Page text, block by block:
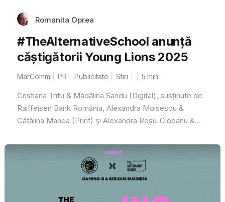
Romanita Oprea
#TheAlternativeSchool anunță
căștigătorii Young Lions 2025
MarComm PR Publicitate Stiri 5 min
Cristiana Trifu & Mădălina Sandu (Digital), susținute de
Raiffeisen Bank România, Alexandra Moisescu &
Cătălina Manea (Print) și Alexandra Roșu-Ciobanu &...